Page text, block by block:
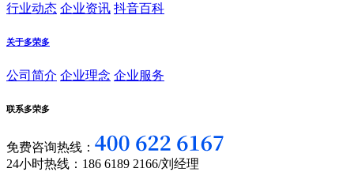
行业动态 企业资讯 抖音百科
关于多荣多
公司简介 企业理念 企业服务
联系多荣多
免费咨询热线：
24小时热线：186 6189 2166/刘经理